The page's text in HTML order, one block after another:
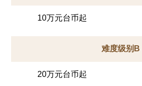
10万元台币起
难度级别B
20万元台币起